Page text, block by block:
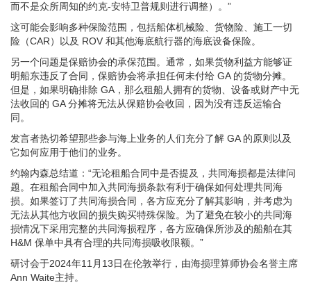
而不是众所周知的约克-安特卫普规则进行调整）。”
这可能会影响多种保险范围，包括船体机械险、货物险、施工一切
险（CAR）以及 ROV 和其他海底航行器的海底设备保险。
另一个问题是保赔协会的承保范围。通常，如果货物利益方能够证
明船东违反了合同，保赔协会将承担任何未付给 GA 的货物分摊。
但是，如果明确排除 GA，那么租船人拥有的货物、设备或财产中无
法收回的 GA 分摊将无法从保赔协会收回，因为没有违反运输合
同。
发言者热切希望那些参与海上业务的人们充分了解 GA 的原则以及
它如何应用于他们的业务。
约翰内森总结道：“无论租船合同中是否提及，共同海损都是法律问
题。在租船合同中加入共同海损条款有利于确保如何处理共同海
损。如果签订了共同海损合同，各方应充分了解其影响，并考虑为
无法从其他方收回的损失购买特殊保险。为了避免在较小的共同海
损情况下采用完整的共同海损程序，各方应确保所涉及的船舶在其
H&M 保单中具有合理的共同海损吸收限额。”
研讨会于2024年11月13日在伦敦举行，由海损理算师协会名誉主席
Ann Waite主持。